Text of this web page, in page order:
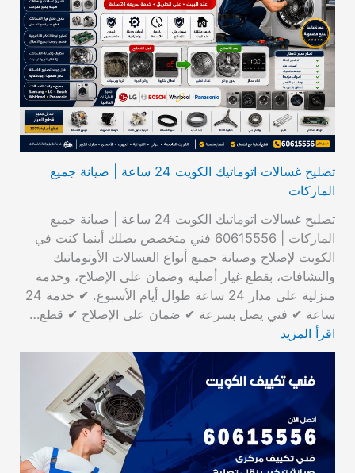
تصليح غسالات اتوماتيك الكويت 24 ساعة | صيانة جميع
الماركات
تصليح غسالات اتوماتيك الكويت 24 ساعة | صيانة جميع
الماركات | 60615556 فني متخصص يصلك أينما كنت في
الكويت لإصلاح وصيانة جميع أنواع الغسالات الأوتوماتيك
والنشافات، بقطع غيار أصلية وضمان على الإصلاح، وخدمة
منزلية على مدار 24 ساعة طوال أيام الأسبوع. ✔ خدمة 24
ساعة ✔ فني يصل بسرعة ✔ ضمان على الإصلاح ✔ قطع…
اقرأ المزيد